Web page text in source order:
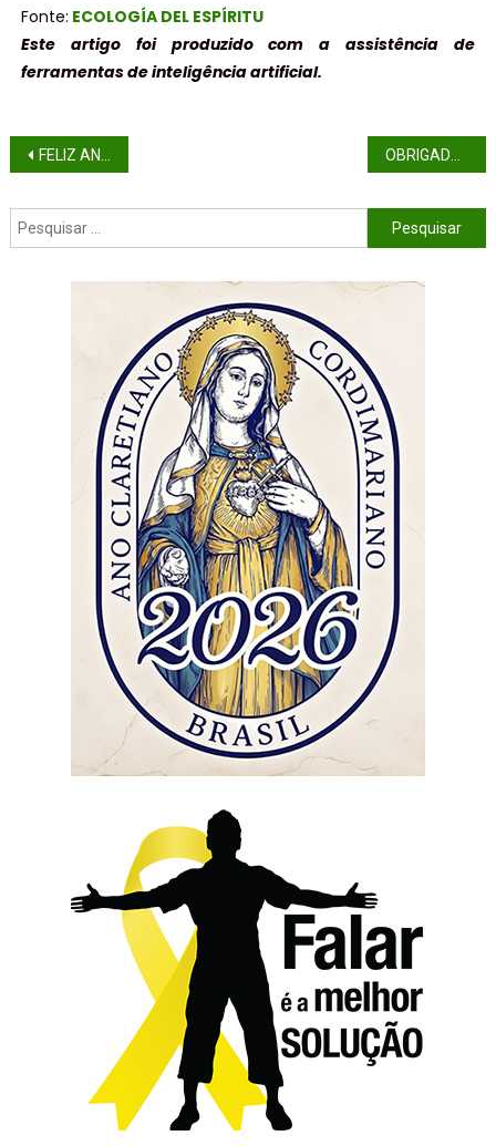
Fonte: ECOLOGÍA DEL ESPÍRITU
Este artigo foi produzido com a assistência de
ferramentas de inteligência artificial.
FELIZ ANO NOVO – 2025 OBRIGADO PELO BATISMO